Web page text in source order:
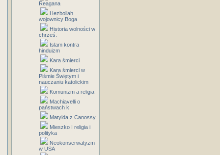
Reagana
Hezbollah
wojownicy Boga
Historia wolności w
chrześ.
Islam kontra
hinduizm
Kara śmierci
Kara śmierci w
Piśmie Świętym i
nauczaniu katolickim
Komunizm a religia
Machiavelli o
państwach k
Matylda z Canossy
Mieszko I religia i
polityka
Neokonserwatyzm
w USA